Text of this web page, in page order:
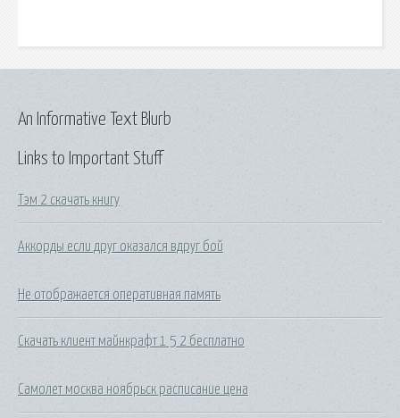
Links to Important Stuff
Тэм 2 скачать книгу
Аккорды если друг оказался вдруг бой
Не отображается оперативная память
Скачать клиент майнкрафт 1 5 2 бесплатно
Самолет москва ноябрьск расписание цена
An Informative Text Blurb